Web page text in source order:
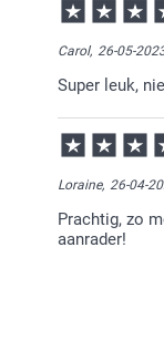
Carol, 26-05-
Super leuk,
Loraine, 26-04-
Prachtig, zo
aanrader!